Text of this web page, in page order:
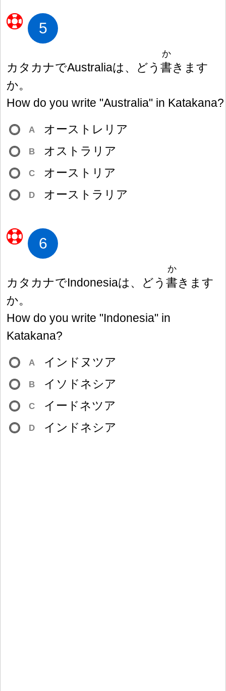
5
カタカナでAustraliaは、どう 書
か
きます
か。
How do you write "Australia" in Katakana?
A オーストレリア
B オストラリア
C オーストリア
D オーストラリア
6
カタカナでIndonesiaは、どう 書
か
きます
か。
How do you write "Indonesia" in
Katakana?
A インドヌツア
B イソドネシア
C イードネツア
D インドネシア